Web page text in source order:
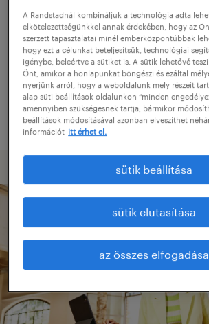
Próbálja meg kibővíteni a
helyszínét.
Adjon meg más pozíció
kulcsszót, és ellenőrizze,
írta-e le.
A Randstadnál kombináljuk a technológia adta
elkötelezettségünkkel annak érdekében, hogy az
szerzett tapasztalatai minél emberközpontúbbak
hogy ezt a célunkat beteljesítsük, technológiai
igénybe, beleértve a sütiket is. A sütik lehetővé
Önt, amikor a honlapunkat böngészi és ezáltal
nyerjünk arról, hogy a weboldalunk mely részeit
alap süti beállítások oldalunkon “minden
amennyiben szükségesnek tartja, bármikor
beállítások módosításával azonban elveszíthet
információt itt érhet el.
sütik beállítása
sütik elutasítása
az összes elfogadása